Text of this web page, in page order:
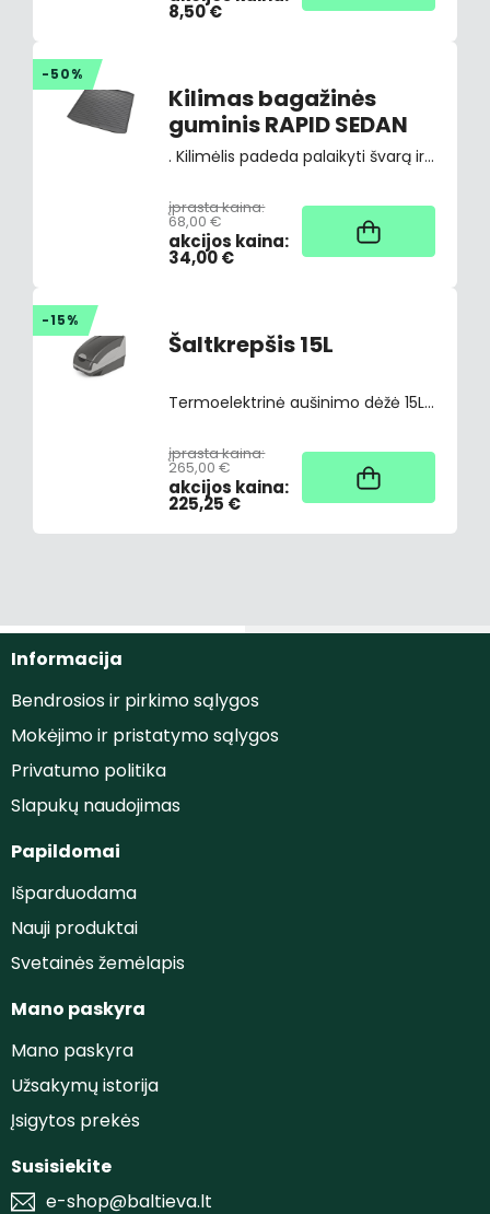
8,50 €
-50%
Kilimas bagažinės
guminis RAPID SEDAN
. Kilimėlis padeda palaikyti švarą ir malonų vaizdą bagažinėje. Be to, jis neleidžia gabenamiems daiktams ir bagažui slysti. Kilimėlis puikiai telpa bagažo skyriuje, jį lengva įdėti ir jo nereikia tvirtinti
įprasta kaina:
68,00 €
akcijos kaina:
34,00 €
-15%
Šaltkrepšis 15L
Termoelektrinė aušinimo dėžė 15L Svoris: 5,2 kg Maitinimas: iš 12 V lizdo Apsauga nuo akumuliatoriaus išsekimo. Vidinė erdvė: 35,8x20,4x26,1 cm
įprasta kaina:
265,00 €
akcijos kaina:
225,25 €
Užsakant
Informacija
Bendrosios ir pirkimo sąlygos
Mokėjimo ir pristatymo sąlygos
Privatumo politika
Slapukų naudojimas
Papildomai
Išparduodama
Nauji produktai
Svetainės žemėlapis
Mano paskyra
Mano paskyra
Užsakymų istorija
Įsigytos prekės
Susisiekite
e-shop@baltieva.lt